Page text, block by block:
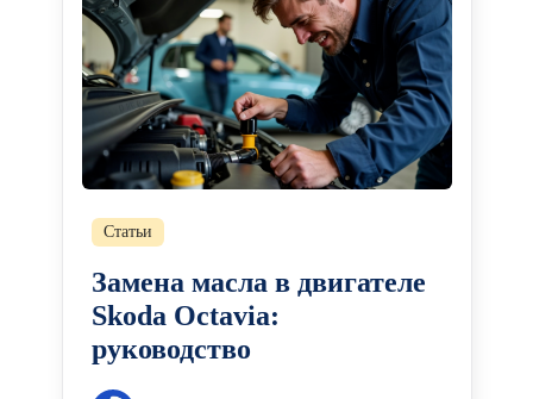
Статьи
Замена масла в двигателе
Skoda Octavia:
руководство